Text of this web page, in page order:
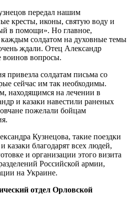
передал нашим
кресты, иконы, святую воду и
в помощи». Но главное,
солдатом на духовные темы
ждали. Отец Александр
воинов вопросы.
привезла солдатам письма со
сейчас им так необходимы.
находящимся на лечении в
и казаки навестили раненых
пожелали бойцам
Кузнецова, такие поездки
благодарят всех людей,
и организации этого визита
Российской армии,
на Украине.
отдел Орловской